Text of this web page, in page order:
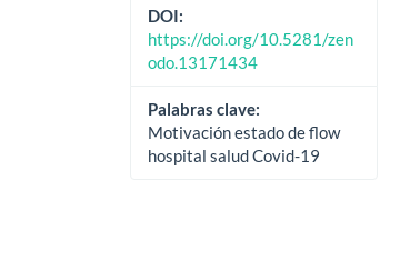
DOI:
https://doi.org/10.5281/zen
odo.13171434
Palabras clave:
Motivación estado de flow
hospital salud Covid-19